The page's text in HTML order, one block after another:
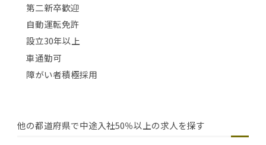
第二新卒歓迎
自動運転免許
設立30年以上
車通勤可
障がい者積極採用
他の都道府県で中途入社50％以上の求人を探す